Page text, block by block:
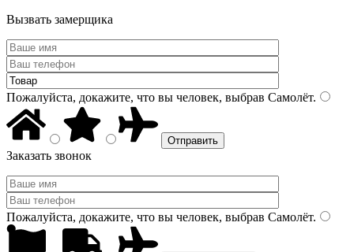
Вызвать замерщика
Пожалуйста, докажите, что вы человек, выбрав Самолёт.
Заказать звонок
Пожалуйста, докажите, что вы человек, выбрав Самолёт.